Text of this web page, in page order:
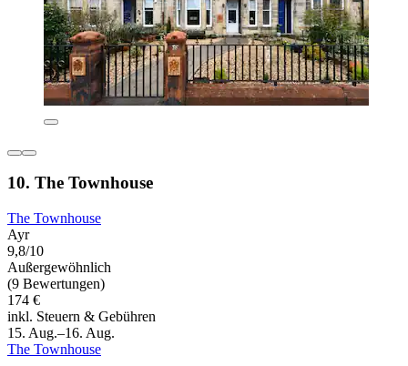
10. The Townhouse
The Townhouse
Ayr
9,8/10
Außergewöhnlich
(9 Bewertungen)
174 €
inkl. Steuern & Gebühren
15. Aug.–16. Aug.
The Townhouse